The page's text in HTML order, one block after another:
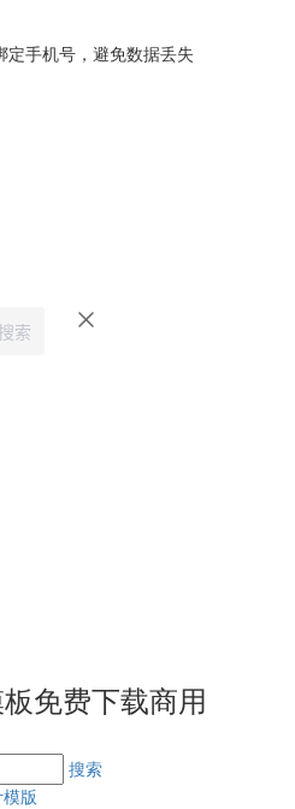
定手机号，避免数据丢失
免费下载商用
搜索
版